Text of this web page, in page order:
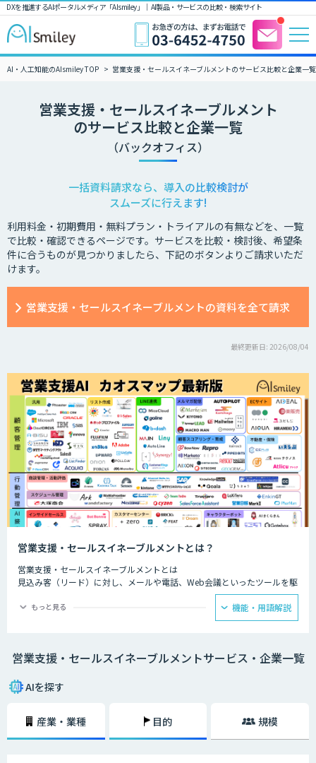
DXを推進するAIポータルメディア「AIsmiley」｜ AI製品・サービスの比較・検索サイト
AI・人工知能のAIsmiley TOP 営業支援・セールスイネーブルメントのサービス比較と企業一
営業支援・セールスイネーブルメント
のサービス比較と企業一覧
（バックオフィス）
一括資料請求なら、導入の比較検討が
スムーズに行えます!
利用料金・初期費用・無料プラン・トライアルの有無などを、一覧
で比較・確認できるページです。サービスを比較・検討後、希望条
件に合うものが見つかりましたら、下記のボタンよりご請求いただ
けます。
営業支援・セールスイネーブルメントの資料を全て請求
最終更新日: 2026/08/04
営業支援・セールスイネーブルメントとは？
営業支援・セールスイネーブルメントとは
見込み客（リード）に対し、メールや電話、Web会議といったツールを駆
使して営業活動を行う内勤型の営業スタイルのことです。
ファーストコンタクトから成約にいたるまで、多様な接点における顧客と
そのためには、営業部門だけでなくマーケティング部門やCRMなど、あら
営業支援ツールはこうした部署間の連携をシームレスにし、AIを活用する
ことで精度を高め、過去の受注データや類似企業のデータなどをもとに将
もっと見る 機能・用語解説
営業支援・セールスイネーブルメントサービス・企業一覧
AIを探す
産業・業種 目的 規模